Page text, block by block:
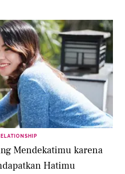
Mendekatimu karena
Hatimu